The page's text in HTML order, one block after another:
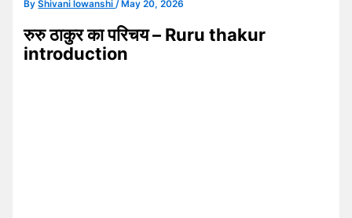
ByShivani lowanshi/ May 20, 2026
रुरु ठाकुर का परिचय – Ruru thakur
introduction